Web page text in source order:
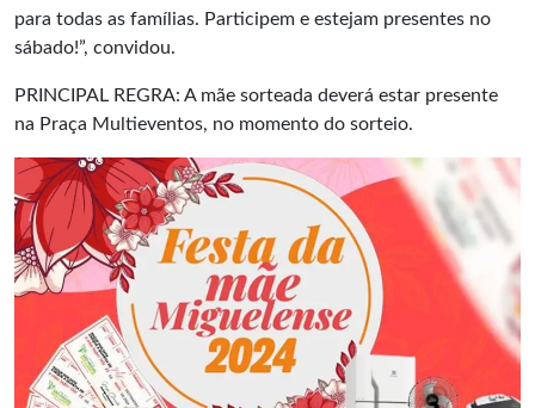
para todas as famílias. Participem e estejam presentes no
sábado!”, convidou.
PRINCIPAL REGRA: A mãe sorteada deverá estar presente
na Praça Multieventos, no momento do sorteio.